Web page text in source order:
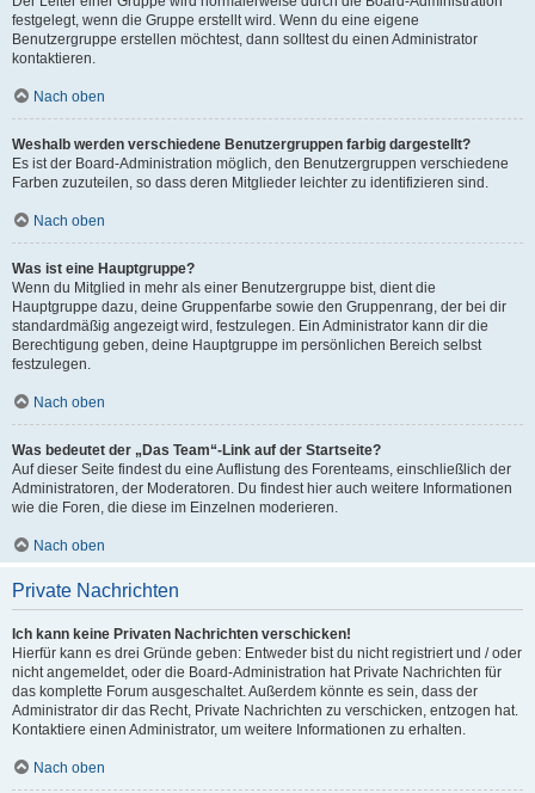
festgelegt, wenn die Gruppe erstellt wird. Wenn du eine eigene
Benutzergruppe erstellen möchtest, dann solltest du einen Administrator
kontaktieren.
Nach oben
Weshalb werden verschiedene Benutzergruppen farbig dargestellt?
Es ist der Board-Administration möglich, den Benutzergruppen verschiedene
Farben zuzuteilen, so dass deren Mitglieder leichter zu identifizieren sind.
Nach oben
Was ist eine Hauptgruppe?
Wenn du Mitglied in mehr als einer Benutzergruppe bist, dient die
Hauptgruppe dazu, deine Gruppenfarbe sowie den Gruppenrang, der bei dir
standardmäßig angezeigt wird, festzulegen. Ein Administrator kann dir die
Berechtigung geben, deine Hauptgruppe im persönlichen Bereich selbst
festzulegen.
Nach oben
Was bedeutet der „Das Team“-Link auf der Startseite?
Auf dieser Seite findest du eine Auflistung des Forenteams, einschließlich der
Administratoren, der Moderatoren. Du findest hier auch weitere Informationen
wie die Foren, die diese im Einzelnen moderieren.
Nach oben
Private Nachrichten
Ich kann keine Privaten Nachrichten verschicken!
Hierfür kann es drei Gründe geben: Entweder bist du nicht registriert und / oder
nicht angemeldet, oder die Board-Administration hat Private Nachrichten für
das komplette Forum ausgeschaltet. Außerdem könnte es sein, dass der
Administrator dir das Recht, Private Nachrichten zu verschicken, entzogen hat.
Kontaktiere einen Administrator, um weitere Informationen zu erhalten.
Nach oben